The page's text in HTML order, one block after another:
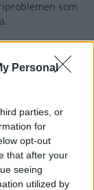
Personal
parties, or
for
opt-out
that after your
seeing
utilized by
som
och nya